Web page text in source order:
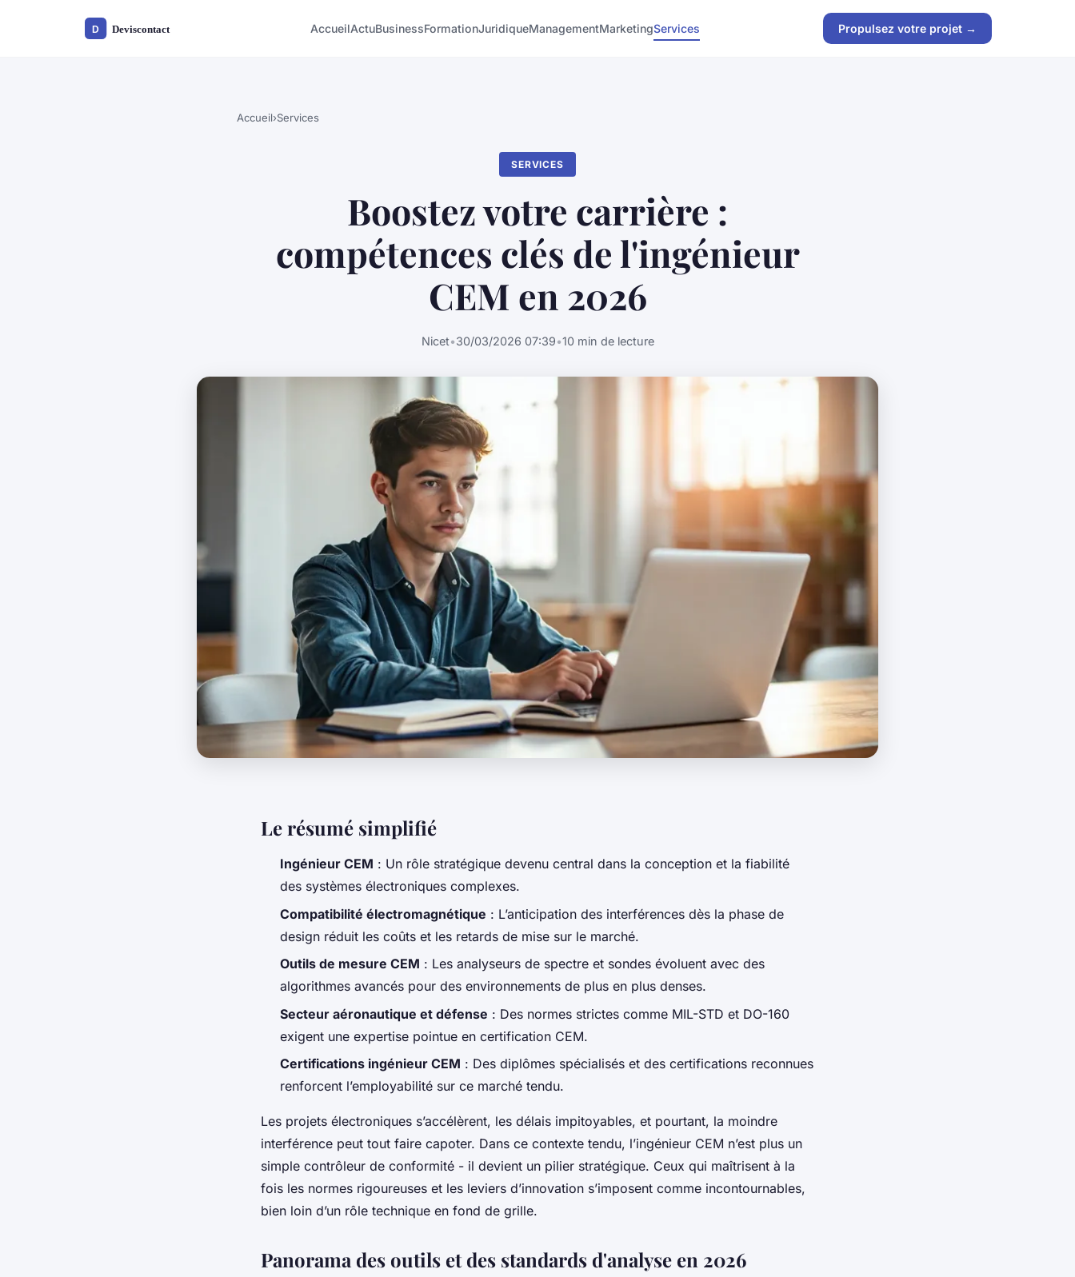
AccueilActuBusinessFormationJuridiqueManagementMarketingServices Propulsez votre projet →
Accueil›Services
SERVICES
Boostez votre carrière :
compétences clés de l'ingénieur
CEM en 2026
Nicet•30/03/2026 07:39•10 min de lecture
Le résumé simplifié
Ingénieur CEM : Un rôle stratégique devenu central dans la conception et la fiabilité
des systèmes électroniques complexes.
Compatibilité électromagnétique : L’anticipation des interférences dès la phase de
design réduit les coûts et les retards de mise sur le marché.
Outils de mesure CEM : Les analyseurs de spectre et sondes évoluent avec des
algorithmes avancés pour des environnements de plus en plus denses.
Secteur aéronautique et défense : Des normes strictes comme MIL-STD et DO-160
exigent une expertise pointue en certification CEM.
Certifications ingénieur CEM : Des diplômes spécialisés et des certifications reconnues
renforcent l’employabilité sur ce marché tendu.
Les projets électroniques s’accélèrent, les délais impitoyables, et pourtant, la moindre
interférence peut tout faire capoter. Dans ce contexte tendu, l’ingénieur CEM n’est plus un
simple contrôleur de conformité - il devient un pilier stratégique. Ceux qui maîtrisent à la
fois les normes rigoureuses et les leviers d’innovation s’imposent comme incontournables,
bien loin d’un rôle technique en fond de grille.
Panorama des outils et des standards d'analyse en 2026